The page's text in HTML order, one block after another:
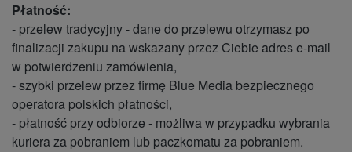
Płatność:
- przelew tradycyjny - dane do przelewu otrzymasz po
finalizacji zakupu na wskazany przez Ciebie adres e-mail
w potwierdzeniu zamówienia,
- szybki przelew przez firmę Blue Media bezpiecznego
operatora polskich płatności,
- płatność przy odbiorze - możliwa w przypadku wybrania
kuriera za pobraniem lub paczkomatu za pobraniem.